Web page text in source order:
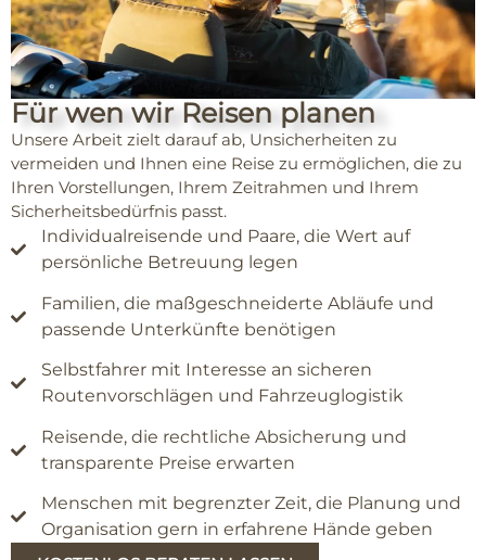
Für wen wir Reisen planen
Unsere Arbeit zielt darauf ab, Unsicherheiten zu
vermeiden und Ihnen eine Reise zu ermöglichen, die zu
Ihren Vorstellungen, Ihrem Zeitrahmen und Ihrem
Sicherheitsbedürfnis passt.
Individualreisende und Paare, die Wert auf
persönliche Betreuung legen
Familien, die maßgeschneiderte Abläufe und
passende Unterkünfte benötigen
Selbstfahrer mit Interesse an sicheren
Routenvorschlägen und Fahrzeuglogistik
Reisende, die rechtliche Absicherung und
transparente Preise erwarten
Menschen mit begrenzter Zeit, die Planung und
Organisation gern in erfahrene Hände geben